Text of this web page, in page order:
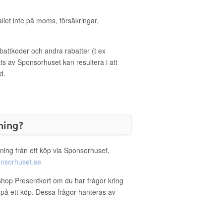
inte på moms, försäkringar,
och andra rabatter (t ex
av Sponsorhuset kan resultera i att
från ett köp via Sponsorhuset,
Presentkort om du har frågor kring
ett köp. Dessa frågor hanteras av